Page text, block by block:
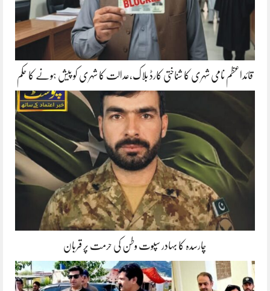
قائداعظم نامی شہری کا شناختی کارڈ بلاک،عدالت کا شہری کو پیش ہونے کا حکم
چارسدہ کا بہادر سپوت وطن کی حرمت پر قربان